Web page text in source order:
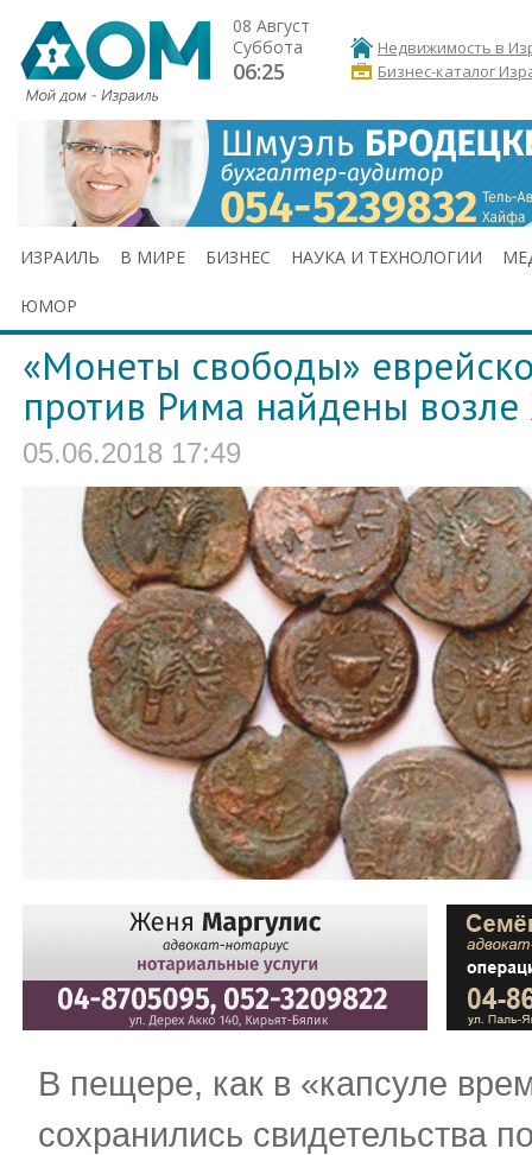
08 Август
Суббота
06:25
Недвижимость в
Бизнес-каталог
ИЗРАИЛЬ В МИРЕ БИЗНЕС НАУКА И ТЕХНОЛОГИИ
ЮМОР
«Монеты свободы»
против Рима найдены
05.06.2018 17:49
В пещере, как в «капсуле
сохранились свидетельства